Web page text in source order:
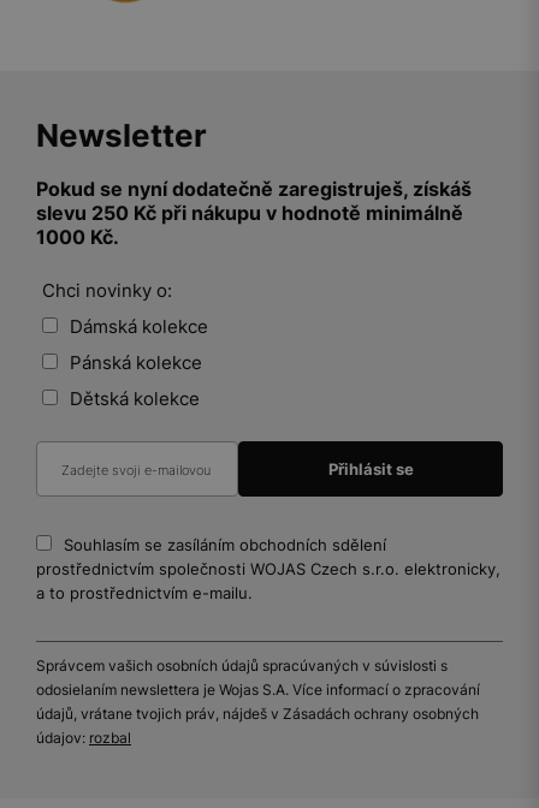
Newsletter
Pokud se nyní dodatečně zaregistruješ, získáš
slevu 250 Kč při nákupu v hodnotě minimálně
1000 Kč.
Chci novinky o:
Dámská kolekce
Pánská kolekce
Dětská kolekce
Souhlasím se zasíláním obchodních sdělení
prostřednictvím společnosti WOJAS Czech s.r.o. elektronicky,
a to prostřednictvím e-mailu.
Správcem vašich osobních údajů spracúvaných v súvislosti s
odosielaním newslettera je Wojas S.A. Více informací o zpracování
údajů, vrátane tvojich práv, nájdeš v Zásadách ochrany osobných
údajov: rozbal